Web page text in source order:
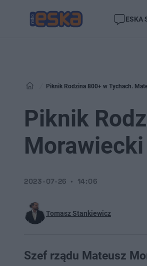
ESKA
Piknik Rodzina 800+ w Tychach.
Piknik
Tomasz Stankiewicz
2023-07-26 14:06
Szef rządu Mateusz